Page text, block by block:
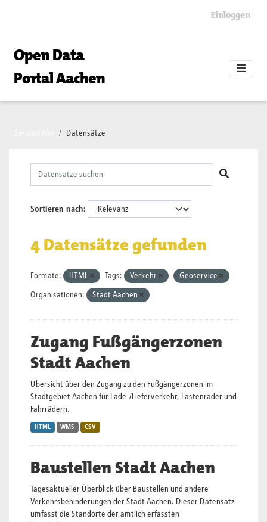
Einloggen
Open Data
Portal Aachen
Datensätze
Sortieren nach
4 Datensätze gefunden
Formate: HTML Tags: Verkehr Geoservice
Organisationen: Stadt Aachen
Zugang Fußgängerzonen
Stadt Aachen
Übersicht über den Zugang zu den Fußgängerzonen im
Stadtgebiet Aachen für Lade-/Lieferverkehr, Lastenräder und
Fahrrädern.
HTML WMS CSV
Baustellen Stadt Aachen
Tagesaktueller Überblick über Baustellen und andere
Verkehrsbehinderungen der Stadt Aachen. Dieser Datensatz
umfasst die Standorte der amtlich erfassten